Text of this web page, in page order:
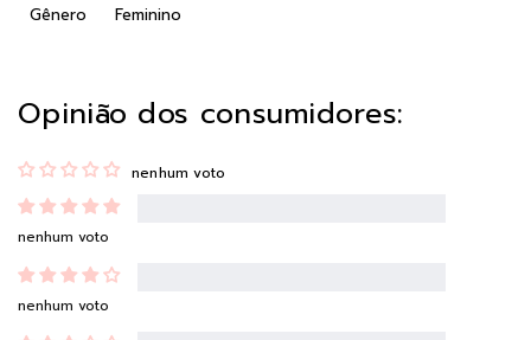
Gênero Feminino
Opinião dos consumidores:
nenhum voto
nenhum voto
nenhum voto